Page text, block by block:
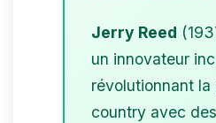
Jerry Reed
un innovateur
révolutionnant la
country avec